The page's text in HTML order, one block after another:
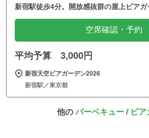
新宿駅徒歩4分。開放感抜群の屋上ビアガ
空席確認・予約
平均予算 3,000円
新宿天空ビアガーデン2026
新宿駅／東京都
他のバーベキュー/ ビ